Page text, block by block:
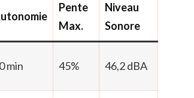
Pente
Max.
Niveau
Sonore
min 45% 46,2 dBA